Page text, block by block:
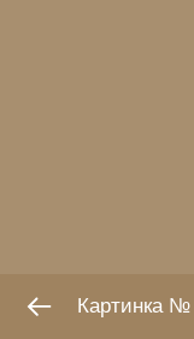
Картинка №